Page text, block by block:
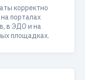
корректно
порталах
в ЭДО и на
площадках.